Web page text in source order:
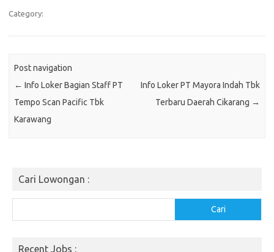
Category:
Post navigation
← Info Loker Bagian Staff PT
Tempo Scan Pacific Tbk
Karawang
Info Loker PT Mayora Indah Tbk
Terbaru Daerah Cikarang →
Cari Lowongan :
Cari
Recent Jobs :